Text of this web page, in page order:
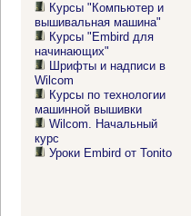
Курсы "Компьютер и
вышивальная машина"
Курсы "Embird для
начинающих"
Шрифты и надписи в
Wilcom
Курсы по технологии
машинной вышивки
Wilcom. Начальный
курс
Уроки Embird от Tonito